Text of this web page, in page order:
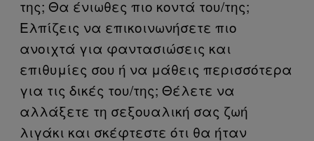
της; Θα ένιωθες πιο κοντά του/της;
Ελπίζεις να επικοινωνήσετε πιο
ανοιχτά για φαντασιώσεις και
επιθυμίες σου ή να μάθεις περισσότερα
για τις δικές του/της; Θέλετε να
αλλάξετε τη σεξουαλική σας ζωή
λιγάκι και σκέφτεστε ότι θα ήταν